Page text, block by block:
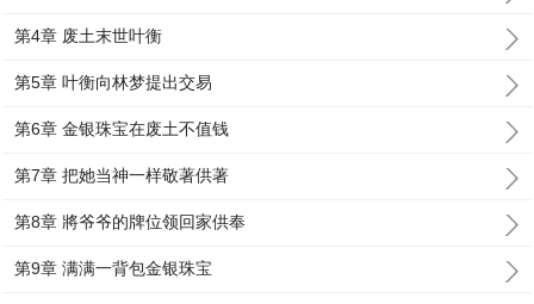
第4章 废土末世叶衡
第5章 叶衡向林梦提出交易
第6章 金银珠宝在废土不值钱
第7章 把她当神一样敬著供著
第8章 將爷爷的牌位领回家供奉
第9章 满满一背包金银珠宝